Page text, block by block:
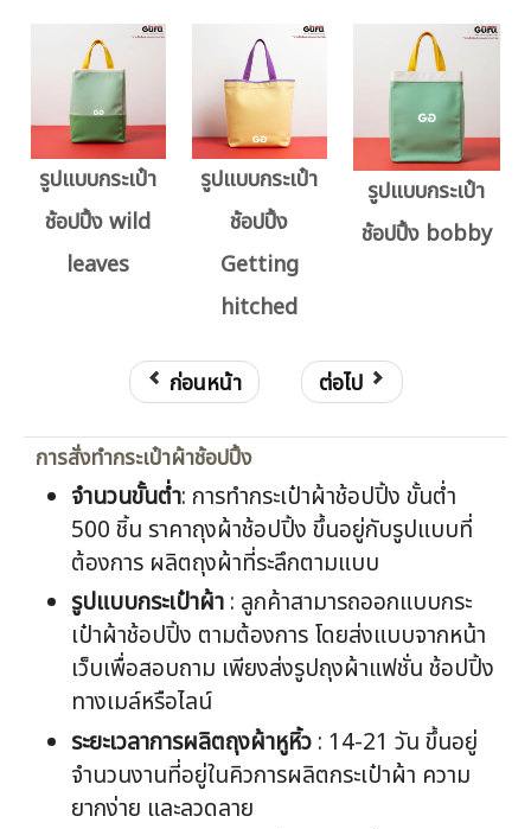
รูปแบบกระเป๋า
ช้อปปิ้ง wild
leaves
รูปแบบกระเป๋า
ช้อปปิ้ง
Getting
hitched
รูปแบบกระเป๋า
ช้อปปิ้ง bobby
ก่อนหน้า ต่อไป
การสั่งทำกระเป๋าผ้าช้อปปิ้ง
จำนวนขั้นต่ำ: การทำกระเป๋าผ้าช้อปปิ้ง ขั้นต่ำ
500 ชิ้น ราคาถุงผ้าช้อปปิ้ง ขึ้นอยู่กับรูปแบบที่
ต้องการ ผลิตถุงผ้าที่ระลึกตามแบบ
รูปแบบกระเป๋าผ้า : ลูกค้าสามารถออกแบบกระ
เป๋าผ้าช้อปปิ้ง ตามต้องการ โดยส่งแบบจากหน้า
เว็บเพื่อสอบถาม เพียงส่งรูปถุงผ้าแฟชั่น ช้อปปิ้ง
ทางเมล์หรือไลน์
ระยะเวลาการผลิตถุงผ้าหูหิ้ว : 14-21 วัน ขึ้นอยู่
จำนวนงานที่อยู่ในคิวการผลิตกระเป๋าผ้า ความ
ยากง่าย และลวดลาย